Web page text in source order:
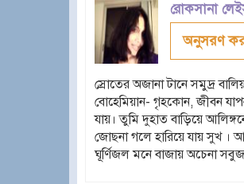
রোকসানা
অনুসরণ
স্রোতের অজানা টানে সমুদ্র
বোহেমিয়ান- গৃহকোন, জীবন
যায়। তুমি দুহাত বাড়িয়ে
জোছনা গলে হারিয়ে যায় সুখ ।
ঘূর্ণিজল মনে বাজায় অচেনা সবুজ